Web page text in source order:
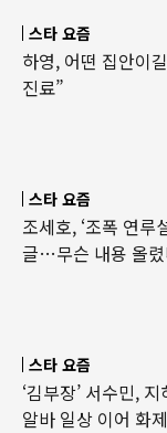
스타 요즘
하영, 어떤 집안이
진료”
스타 요즘
조세호, ‘조폭 연루
글…무슨 내용 올
스타 요즘
‘김부장’ 서수민,
알바 일상 이어 화제